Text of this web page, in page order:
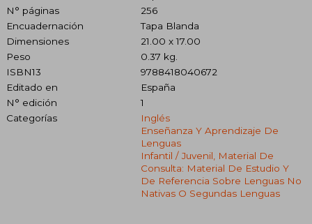
N° páginas
256
Encuadernación
Tapa Blanda
Dimensiones
21.00 x 17.00
Peso
0.37 kg.
ISBN13
9788418040672
Editado en
España
N° edición
1
Categorías
Inglés
Enseñanza Y Aprendizaje De
Lenguas
Infantil / Juvenil, Material De
Consulta: Material De Estudio Y
De Referencia Sobre Lenguas No
Nativas O Segundas Lenguas